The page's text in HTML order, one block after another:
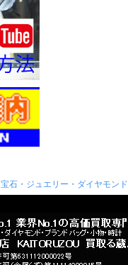
宝石・ジュエリー・ダイヤモンド